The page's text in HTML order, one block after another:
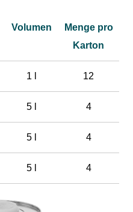
Volumen
Menge pro
Karton
1 l 12
5 l 4
5 l 4
5 l 4